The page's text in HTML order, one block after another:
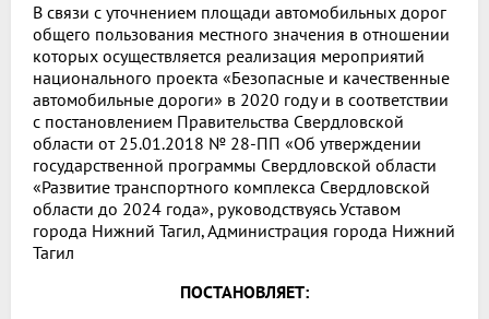
В связи с уточнением площади автомобильных дорог
общего пользования местного значения в отношении
которых осуществляется реализация мероприятий
национального проекта «Безопасные и качественные
автомобильные дороги» в 2020 году и в соответствии
с постановлением Правительства Свердловской
области от 25.01.2018 № 28-ПП «Об утверждении
государственной программы Свердловской области
«Развитие транспортного комплекса Свердловской
области до 2024 года», руководствуясь Уставом
города Нижний Тагил, Администрация города Нижний
Тагил
ПОСТАНОВЛЯЕТ: